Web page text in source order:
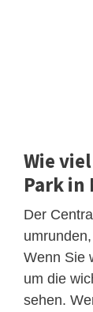
Wie
Park in
Der
Wenn Sie
um die
sehen.